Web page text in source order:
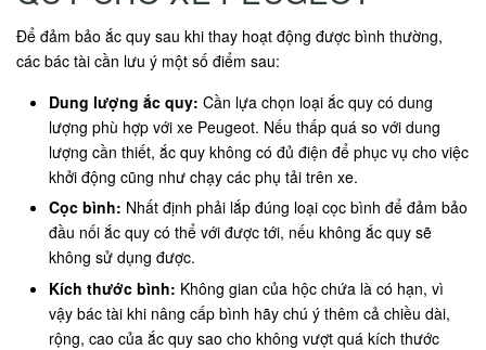
Để đảm bảo ắc quy sau khi thay hoạt động được bình thường,
các bác tài cần lưu ý một số điểm sau:
Dung lượng ắc quy: Cần lựa chọn loại ắc quy có dung
lượng phù hợp với xe Peugeot. Nếu thấp quá so với dung
lượng cần thiết, ắc quy không có đủ điện để phục vụ cho việc
khởi động cũng như chạy các phụ tải trên xe.
Cọc bình: Nhất định phải lắp đúng loại cọc bình để đảm bảo
đầu nối ắc quy có thể với được tới, nếu không ắc quy sẽ
không sử dụng được.
Kích thước bình: Không gian của hộc chứa là có hạn, vì
vậy bác tài khi nâng cấp bình hãy chú ý thêm cả chiều dài,
rộng, cao của ắc quy sao cho không vượt quá kích thước